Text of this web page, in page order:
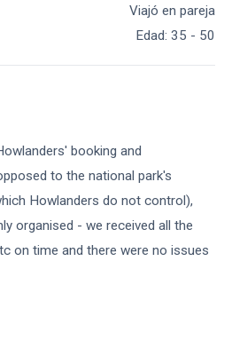
Viajó en pareja
Edad: 35 - 50
booking and
to the national park's
Howlanders do not control),
organised - we received all the
on time and there were no issues